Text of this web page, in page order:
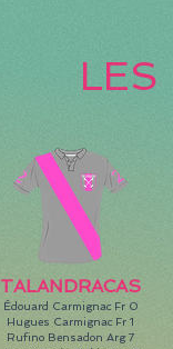
LES
TALANDRACAS
Édouard Carmignac Fr 0
Hugues Carmignac Fr 1
Rufino Bensadon Arg 7